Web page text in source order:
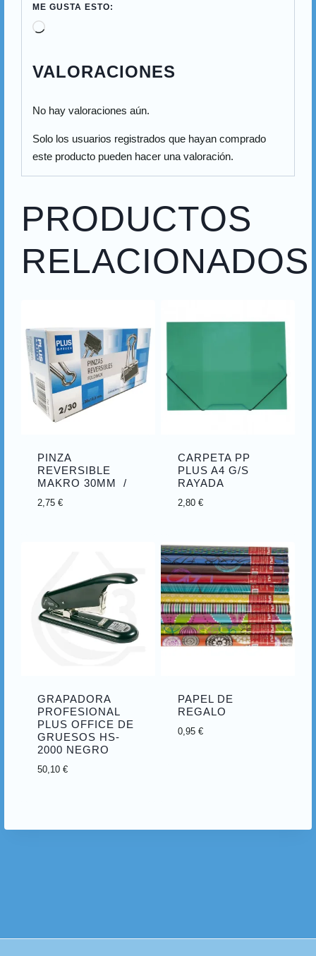
ME GUSTA ESTO:
VALORACIONES
No hay valoraciones aún.
Solo los usuarios registrados que hayan comprado
este producto pueden hacer una valoración.
PRODUCTOS
RELACIONADOS
PINZA
REVERSIBLE
MAKRO 30MM /
2,75€
CARPETA PP
PLUS A4 G/S
RAYADA
2,80 €
GRAPADORA
PROFESIONAL
PLUS OFFICE DE
GRUESOS HS-
2000 NEGRO
50,10€
PAPEL DE
REGALO
0,95 €